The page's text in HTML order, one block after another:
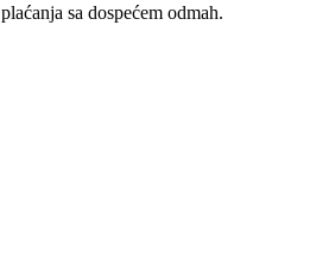
sa dospećem odmah.